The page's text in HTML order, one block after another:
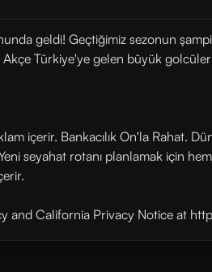
geldi! Geçtiğimiz sezonun
Türkiye'ye gelen büyük golcüleri
içerir. Bankacılık On'la Rahat.
seyahat rotanı planlamak için
and California Privacy Notice at